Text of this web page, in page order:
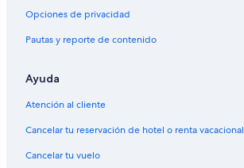
Hoteles baratos en Mendoza
Hoteles cerca del acuario en Mendoza
Hoteles cerca del bosque en Mendoza
Hoteles con aguas termales en Mendoza
Hoteles con bar en Mendoza
Opciones de privacidad
Pautas y reporte de contenido
Ayuda
Atención al cliente
Cancelar tu reservación de hotel o renta vacacional
Cancelar tu vuelo